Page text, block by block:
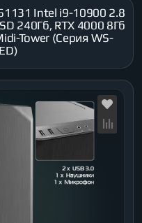
Intel i9-10900 2.8
240Гб, RTX 4000 8Гб
Tower (Серия WS-